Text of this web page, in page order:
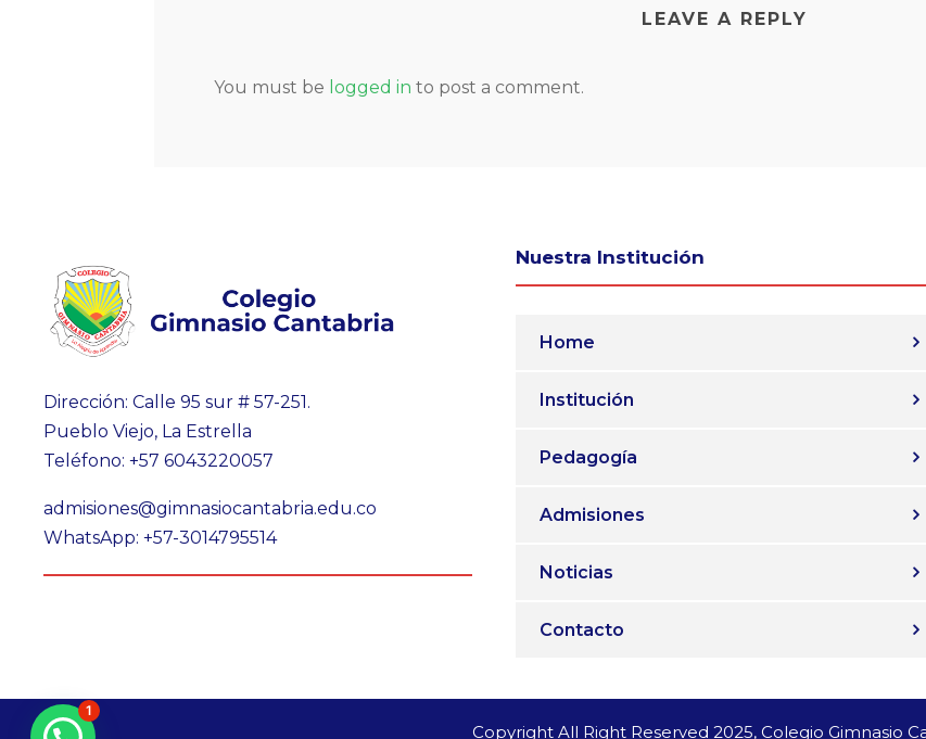
LEAVE A REPLY
You must be logged in to post a comment.
Dirección: Calle 95 sur # 57-251.
Pueblo Viejo, La Estrella
Teléfono: +57 6043220057
admisiones@gimnasiocantabria.edu.co
WhatsApp: +57-3014795514
Nuestra Institución
Home
Institución
Pedagogía
Admisiones
Noticias
Contacto
Copyright All Right Reserved 2025, Colegio Gimnasio
1